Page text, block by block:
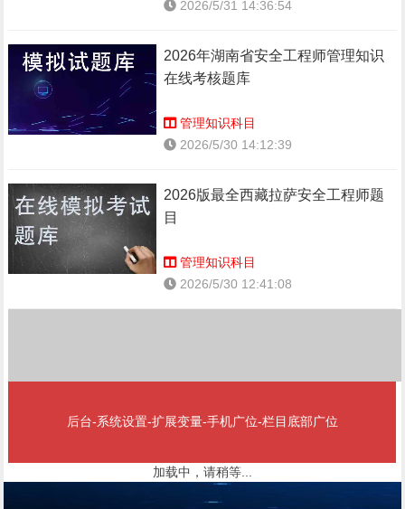
2026/5/31 14:36:54
2026年湖南省安全工程师管理知识
在线考核题库
管理知识科目
2026/5/30 14:12:39
2026版最全西藏拉萨安全工程师题
目
管理知识科目
2026/5/30 12:41:08
后台-系统设置-扩展变量-手机广位-栏目底部广位
加载中，请稍等...